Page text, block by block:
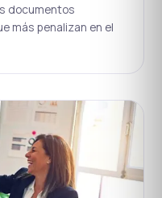
documentos
más penalizan en el